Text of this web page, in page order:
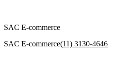
SAC E-commerce
SAC E-commerce(11) 3130-4646